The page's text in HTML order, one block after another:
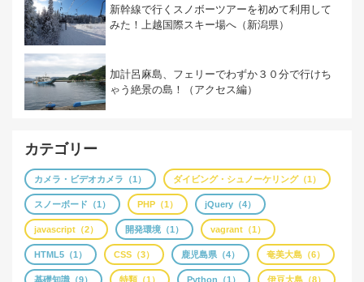
新幹線で行くスノボーツアーを初めて利用して
みた！上越国際スキー場へ（新潟県）
加計呂麻島、フェリーでわずか３０分で行けち
ゃう絶景の島！（アクセス編）
カテゴリー
カメラ・ビデオカメラ（1） ダイビング・シュノーケリング（1）
スノーボード（1） PHP（1） jQuery（4）
javascript（2） 開発環境（1） vagrant（1）
HTML5（1） CSS（3） 鹿児島県（4） 奄美大島（6）
基礎知識（9） 特類（1） Python（1） 伊豆大島（8）